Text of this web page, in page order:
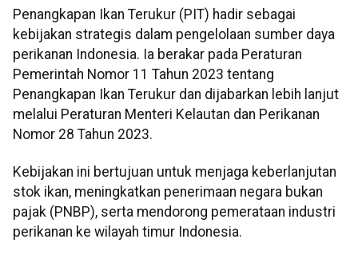
Penangkapan Ikan Terukur (PIT) hadir sebagai
kebijakan strategis dalam pengelolaan sumber daya
perikanan Indonesia. Ia berakar pada Peraturan
Pemerintah Nomor 11 Tahun 2023 tentang
Penangkapan Ikan Terukur dan dijabarkan lebih lanjut
melalui Peraturan Menteri Kelautan dan Perikanan
Nomor 28 Tahun 2023.
Kebijakan ini bertujuan untuk menjaga keberlanjutan
stok ikan, meningkatkan penerimaan negara bukan
pajak (PNBP), serta mendorong pemerataan industri
perikanan ke wilayah timur Indonesia.